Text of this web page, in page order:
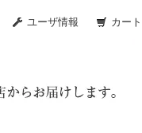
ユーザ情報 カー